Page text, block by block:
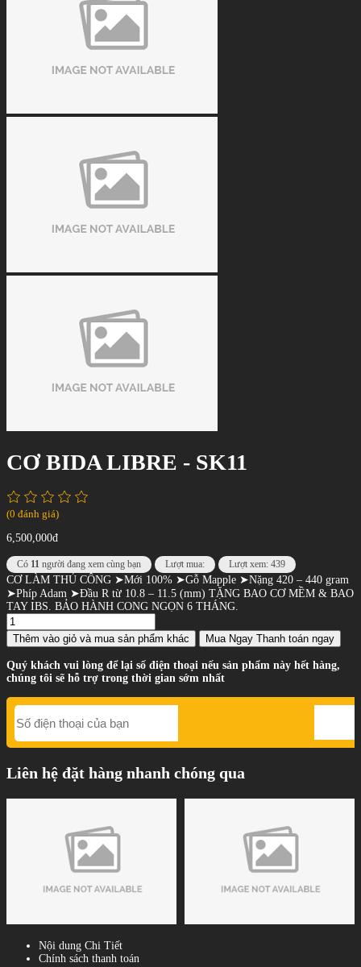
CƠ BIDA LIBRE - SK11
(0 đánh giá)
6,500,000đ
Có 11 người đang xem cùng bạn Lượt mua: Lượt xem: 439
CƠ LÀM THỦ CÔNG ➤Mới 100% ➤Gỗ Mapple ➤Nặng 420 – 440 gram
➤Phíp Adam ➤Đầu R từ 10.8 – 11.5 (mm) TẶNG BAO CƠ MỀM & BAO
TAY IBS. BẢO HÀNH CONG NGỌN 6 THÁNG.
Thêm vào giỏ và mua sản phẩm khác Mua Ngay Thanh toán ngay
Quý khách vui lòng để lại số điện thoại nếu sản phẩm này hết hàng,
chúng tôi sẽ hỗ trợ trong thời gian sớm nhất
Liên hệ đặt hàng nhanh chóng qua
Nội dung Chi Tiết
Chính sách thanh toán